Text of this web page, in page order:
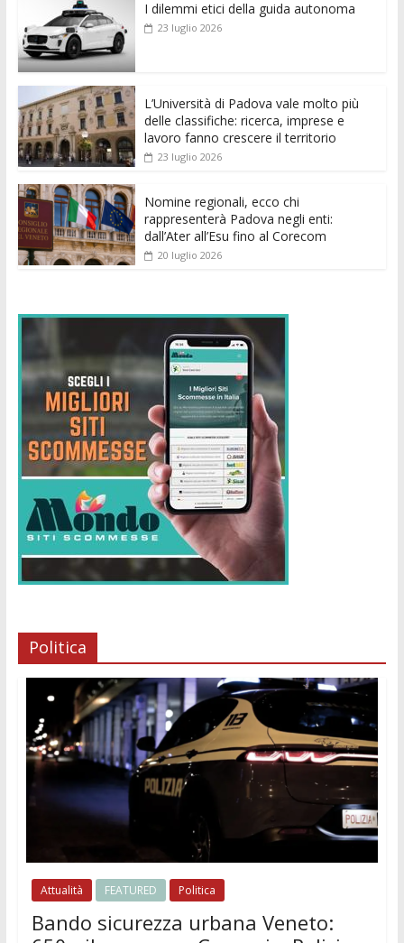
b
o
o
k
er l s
p
e
er
di e di
I dilemmi etici della guida autonoma
23 luglio 2026
L’Università di Padova vale molto più
delle classifiche: ricerca, imprese e
lavoro fanno crescere il territorio
23 luglio 2026
Nomine regionali, ecco chi
rappresenterà Padova negli enti:
dall’Ater all’Esu fino al Corecom
20 luglio 2026
Politica
Attualità FEATURED Politica
Bando sicurezza urbana Veneto: